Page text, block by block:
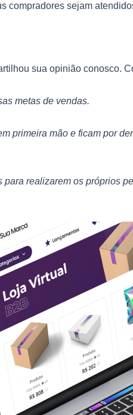
compradores sejam
sua opinião conosco.
metas de vendas.
primeira mão e ficam por
realizarem os próprios